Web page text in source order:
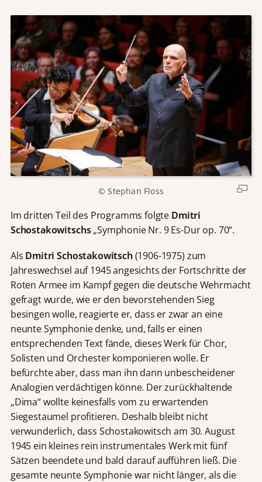
© Stephan Floss
Im dritten Teil des Programms folgte Dmitri
Schostakowitschs„Symphonie Nr. 9 Es-Dur op. 70“.
Als Dmitri Schostakowitsch(1906-1975) zum
Jahreswechsel auf 1945 angesichts der Fortschritte der
Roten Armee im Kampf gegen die deutsche Wehrmacht
gefragt wurde, wie er den bevorstehenden Sieg
besingen wolle, reagierte er, dass er zwar an eine
neunte Symphonie denke, und, falls er einen
entsprechenden Text fände, dieses Werk für Chor,
Solisten und Orchester komponieren wolle. Er
befürchte aber, dass man ihn dann unbescheidener
Analogien verdächtigen könne. Der zurückhaltende
„Dima“ wollte keinesfalls vom zu erwartenden
Siegestaumel profitieren. Deshalb bleibt nicht
verwunderlich, dass Schostakowitsch am 30. August
1945 ein kleines rein instrumentales Werk mit fünf
Sätzen beendete und bald darauf aufführen ließ. Die
gesamte neunte Symphonie war nicht länger, als die